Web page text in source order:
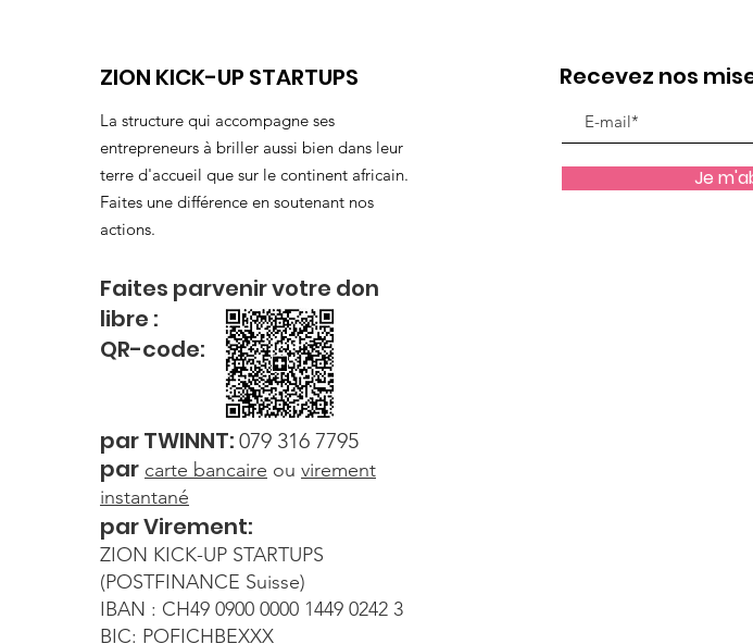
ZION KICK-UP STARTUPS
La structure qui accompagne ses
entrepreneurs à briller aussi bien dans leur
terre d'accueil que sur le continent africain.
Faites une différence en soutenant nos
actions.
Faites parvenir votre don
libre :
QR-code:
parTWINNT: 079 316 7795
par carte bancaire ou virement
instantané
par Virement:
ZION KICK-UP STARTUPS
(POSTFINANCE Suisse)
IBAN : CH49 0900 0000 1449 0242 3
BIC: POFICHBEXXX
Recevez nos
Je